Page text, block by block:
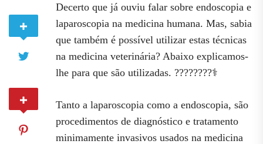
Decerto que já ouviu falar sobre endoscopia e
laparoscopia na medicina humana. Mas, sabia
que também é possível utilizar estas técnicas
na medicina veterinária? Abaixo explicamos-
lhe para que são utilizadas. ????????‍⚕️
Tanto a laparoscopia como a endoscopia, são
procedimentos de diagnóstico e tratamento
minimamente invasivos usados na medicina